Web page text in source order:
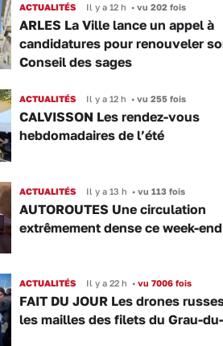
ACTUALITÉS Il y a 12 h •vu 202 fois
ARLES La Ville lance un appel à
candidatures pour renouveler
Conseil des sages
ACTUALITÉS Il y a 12 h •vu 255 fois
CALVISSON Les rendez-vous
hebdomadaires de l’été
ACTUALITÉS Il y a 13 h •vu 113 fois
AUTOROUTES Une circulation
extrêmement dense ce week-end
ACTUALITÉS Il y a 22 h •vu 7006 fois
FAIT DU JOUR Les drones
les mailles des filets du Grau-